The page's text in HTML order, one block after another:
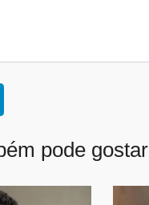
pode gostar